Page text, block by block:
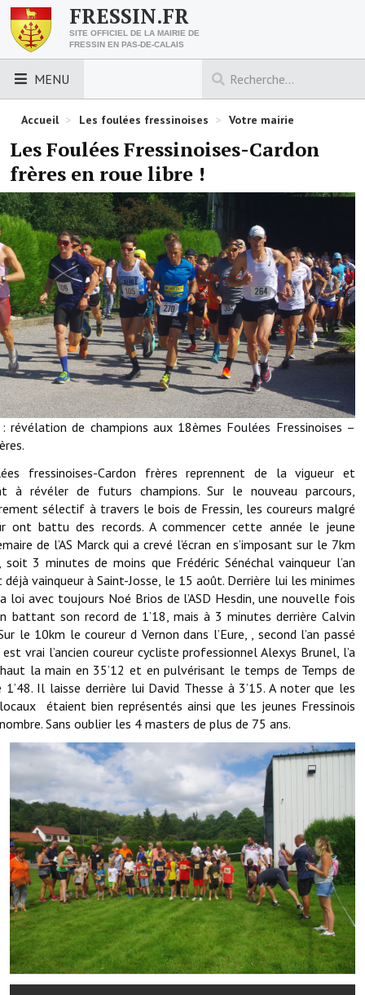
FRESSIN.FR
SITE OFFICIEL DE LA MAIRIE DE
FRESSIN EN PAS-DE-CALAIS
MENU
LES ESSENTIELS
Découvrez Fressin
Venir à Fressin
Urbanisme
Nous contacter
Horaires de la mairie
Les foulées fressinoises
ACCÈS RAPIDE
Démarches administratives
Projets et travaux en cours
Fêtes et manifestations
Numéros d'urgence
Terrains et maisons à vendre
VOTRE MAIRIE
Elus et agents
L'équipe municipale
Le personnel municipal
Les moyens financiers
Rapport d'orientation budgétaire
Actions et projets
Projets et travaux en cours
Procès verbaux des conseils municipaux
Communication
Le bulletin municipal : Fressinfo & Le Fressinois
Toutes les publications
Accueil > Les foulées fressinoises > Votre mairie
Les Foulées Fressinoises-Cardon
frères en roue libre !
: révélation de champions aux 18èmes Foulées Fressinoises –
fressinoises-Cardon frères reprennent de la vigueur et
à révéler de futurs champions. Sur le nouveau parcours,
sélectif à travers le bois de Fressin, les coureurs malgré
ont battu des records. A commencer cette année le jeune
de l’AS Marck qui a crevé l’écran en s’imposant sur le 7km
soit 3 minutes de moins que Frédéric Sénéchal vainqueur l’an
déjà vainqueur à Saint-Josse, le 15 août. Derrière lui les minimes
avec toujours Noé Brios de l’ASD Hesdin, une nouvelle fois
battant son record de 1’18, mais à 3 minutes derrière Calvin
le 10km le coureur d Vernon dans l’Eure, , second l’an passé
vrai l’ancien coureur cycliste professionnel Alexys Brunel, l’a
la main en 35’12 et en pulvérisant le temps de Temps de
1’48. Il laisse derrière lui David Thesse à 3’15. A noter que les
étaient bien représentés ainsi que les jeunes Fressinois
Sans oublier les 4 masters de plus de 75 ans.